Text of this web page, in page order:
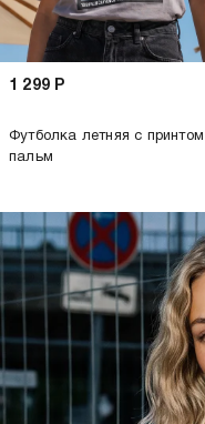
1 299 Р
Футболка летняя с принтом
пальм